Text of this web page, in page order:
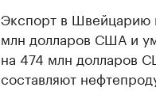
Экспорт в Швейцарию
млн долларов США и
на 474 млн долларов
составляют